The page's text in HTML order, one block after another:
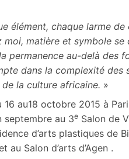
élément, chaque larme
matière et symbole se
permanence au-delà des
dans la complexité des
la culture africaine. »
au18 octobre 2015 à
septembre au 3e Salon de
d’arts plastiques de
Salon d’arts d’Agen .